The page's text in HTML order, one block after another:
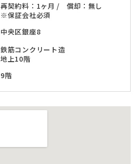
再契約料：1ヶ月 / 償却：無し
※保証会社必須
中央区銀座8
鉄筋コンクリート造
地上10階
9階